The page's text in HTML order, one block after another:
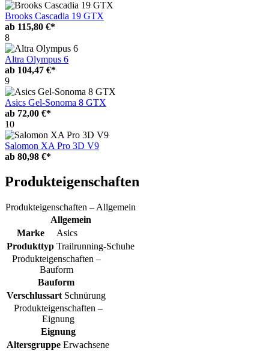
Brooks Cascadia 19 GTX
ab 115,80 €*
8
Altra Olympus 6
ab 104,47 €*
9
Asics Gel-Sonoma 8 GTX
ab 72,00 €*
10
Salomon XA Pro 3D V9
ab 80,98 €*
Produkteigenschaften
Produkteigenschaften – Allgemein
Allgemein
Marke
Asics
Produkttyp Trailrunning-Schuhe
Produkteigenschaften –
Bauform
Bauform
Verschlussart Schnürung
Produkteigenschaften –
Eignung
Eignung
Altersgruppe Erwachsene